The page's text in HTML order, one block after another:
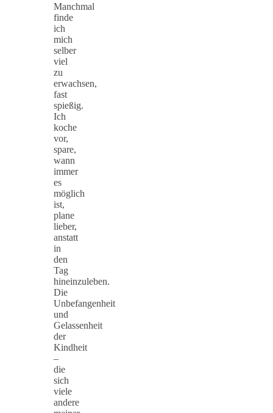
Manchmal
finde
ich
mich
selber
viel
zu
erwachsen,
fast
spießig.
Ich
koche
vor,
spare,
wann
immer
es
möglich
ist,
plane
lieber,
anstatt
in
den
Tag
hineinzuleben.
Die
Unbefangenheit
und
Gelassenheit
der
Kindheit
–
die
sich
viele
andere